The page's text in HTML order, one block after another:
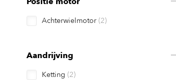
Achterwielmotor (2)
Aandrijving
Ketting (2)